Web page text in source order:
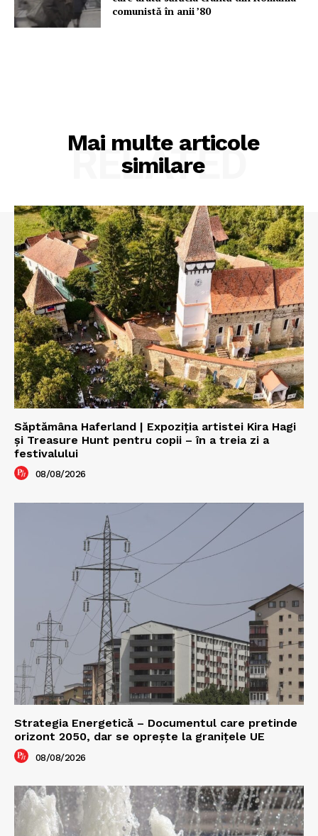
comunistă în anii ’80
Mai multe articole
similare
RELATED
Săptămâna Haferland | Expoziţia artistei Kira Hagi
şi Treasure Hunt pentru copii – în a treia zi a
festivalului
08/08/2026
Strategia Energetică – Documentul care pretinde
orizont 2050, dar se oprește la granițele UE
08/08/2026